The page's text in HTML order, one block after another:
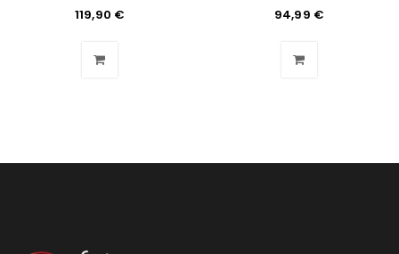
deine E-Mail-Adresse gesendet.
NEWSLETTER ABONNIEREN
119,90 € 94,99 €